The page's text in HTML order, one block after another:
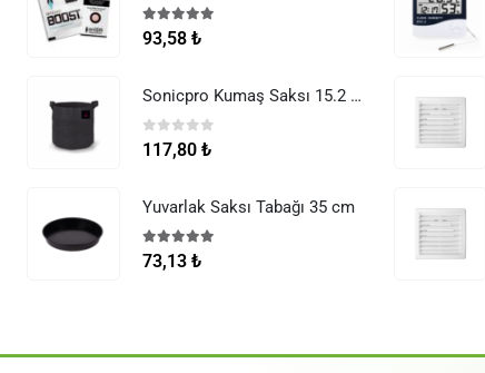
5.005 üzerinden
93,58 ₺
Sonicpro Kumaş Saksı 15.2 Litre (4 Galon)
0 5 üzerinden
117,80 ₺
Yuvarlak Saksı Tabağı 35 cm
5.00 5 üzerinden
73,13 ₺